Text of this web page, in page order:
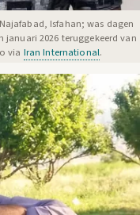
Isfahan; was dagen
2026 teruggekeerd van
via Iran International.